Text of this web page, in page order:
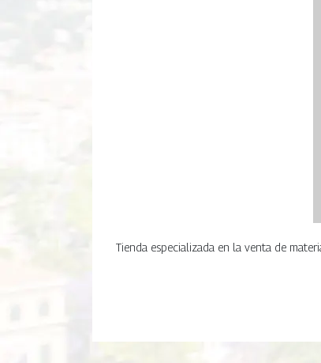
Tienda especializada en la venta de